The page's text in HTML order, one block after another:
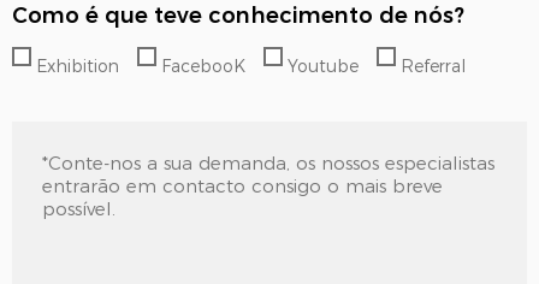
Como é que teve conhecimento de nós?
Exhibition FacebooK Youtube Referral